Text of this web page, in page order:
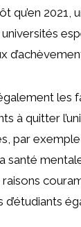
qu’en 2021,
les
à quitter
par
santé
d’étudiants